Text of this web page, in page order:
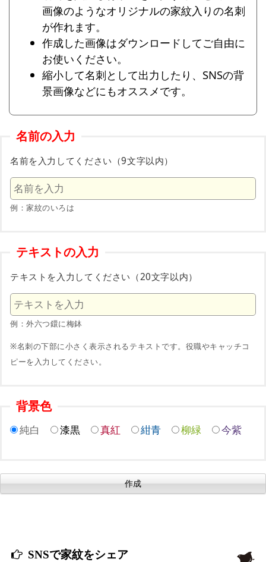
画像のようなオリジナルの家紋入りの名刺
が作れます。
作成した画像はダウンロードしてご自由に
お使いください。
縮小して名刺として出力したり、SNSの背
景画像などにもオススメです。
名前の入力
名前を入力してください（9文字以内）
例：家紋のいろは
テキストの入力
テキストを入力してください（20文字以内）
例：外六つ鐶に梅鉢
※名刺の下部に小さく表示されるテキストです。役職やキャッチコ
ピーを入力してください。
背景色
純白 漆黒 真紅 紺青 柳緑 今紫
SNSで家紋をシェア